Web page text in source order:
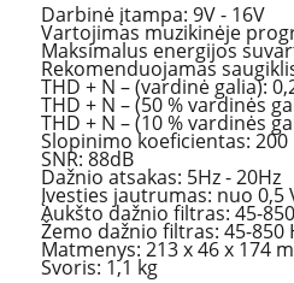
Darbinė įtampa: 9V - 16V
Vartojimas muzikinėje
Maksimalus energijos
Rekomenduojamas
THD + N – (vardinė galia):
THD + N – (50 % vardinės
THD + N – (10 % vardinės
Slopinimo koeficientas: 200
SNR: 88dB
Dažnio atsakas: 5Hz - 20Hz
Įvesties jautrumas: nuo 0,5
Aukšto dažnio filtras: 45-
Žemo dažnio filtras: 45-850
Matmenys: 213 x 46 x 174
Svoris: 1,1 kg